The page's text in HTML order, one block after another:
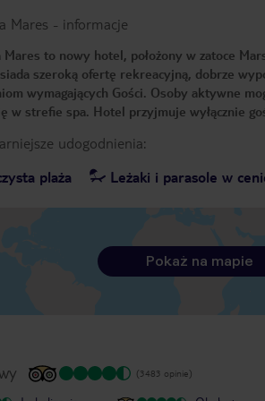
Mares - informacje
Mares to nowy hotel, położony w zatoce
szeroką ofertę rekreacyjną, dobrze
wymagających Gości. Osoby aktywne
w strefie spa. Hotel przyjmuje wyłącznie
udogodnienia:
plaża
Leżaki i parasole w
Pokaż na mapie
(3483 opinie)